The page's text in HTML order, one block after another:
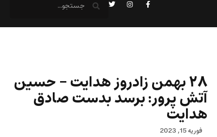
۲۸ بهمن زادروز هدایت – حسین
آتش پرور: برسد بدست صادق
هدایت
فوریه 15, 2023